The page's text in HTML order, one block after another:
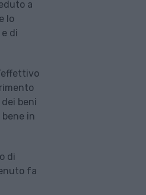
a
lo
di
beni
in
di
fa